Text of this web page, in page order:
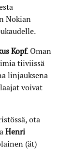
Nokian
Kopf. Oman
tiiviissä
linjauksena
voivat
ota
Henri
(ät)